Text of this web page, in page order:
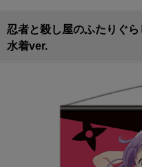
忍者と殺し屋のふたりぐ
水着ver.